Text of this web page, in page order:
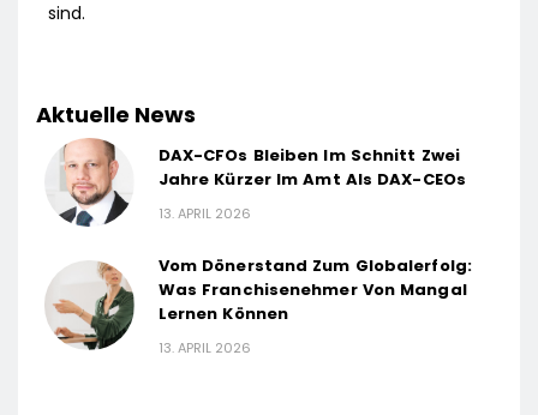
sind.
Aktuelle News
DAX-CFOs Bleiben Im Schnitt Zwei
Jahre Kürzer Im Amt Als DAX-CEOs
13. APRIL 2026
Vom Dönerstand Zum Globalerfolg:
Was Franchisenehmer Von Mangal
Lernen Können
13. APRIL 2026